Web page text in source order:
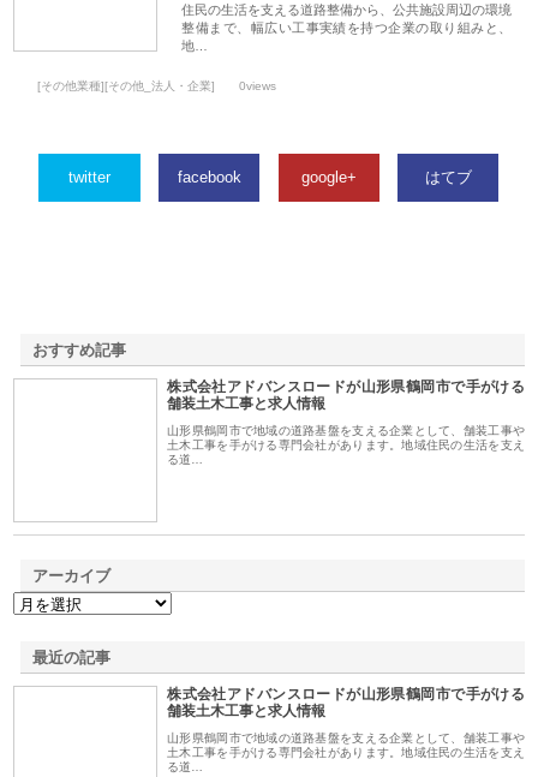
住民の生活を支える道路整備から、公共施設周辺の環境
整備まで、幅広い工事実績を持つ企業の取り組みと、
地…
[その他業種][その他_法人・企業] 0views
twitter facebook google+ はてブ
おすすめ記事
株式会社アドバンスロードが山形県鶴岡市で手がける
舗装土木工事と求人情報
山形県鶴岡市で地域の道路基盤を支える企業として、舗装工事や
土木工事を手がける専門会社があります。地域住民の生活を支え
る道…
アーカイブ
最近の記事
株式会社アドバンスロードが山形県鶴岡市で手がける
舗装土木工事と求人情報
山形県鶴岡市で地域の道路基盤を支える企業として、舗装工事や
土木工事を手がける専門会社があります。地域住民の生活を支え
る道…